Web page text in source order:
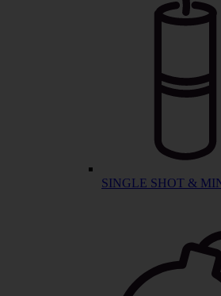
SINGLE SHOT &